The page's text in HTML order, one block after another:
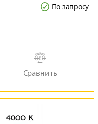
По запросу